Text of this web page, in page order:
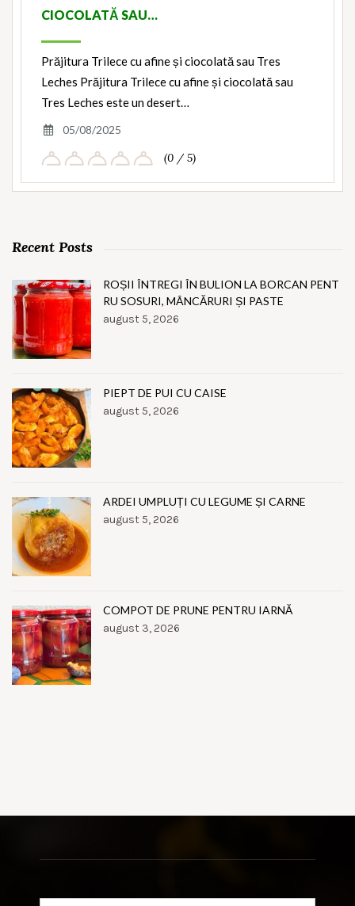
CIOCOLATĂ SAU…
Prăjitura Trilece cu afine și ciocolată sau Tres
Leches Prăjitura Trilece cu afine și ciocolată sau
Tres Leches este un desert…
05/08/2025
(0 / 5)
Recent Posts
ROȘII ÎNTREGI ÎN BULION LA BORCAN PENT
RU SOSURI, MÂNCĂRURI ȘI PASTE
august 5, 2026
PIEPT DE PUI CU CAISE
august 5, 2026
ARDEI UMPLUȚI CU LEGUME ȘI CARNE
august 5, 2026
COMPOT DE PRUNE PENTRU IARNĂ
august 3, 2026
Search